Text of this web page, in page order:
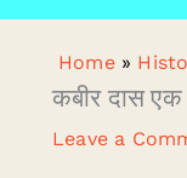
Home»
कबीर दास
Leave a